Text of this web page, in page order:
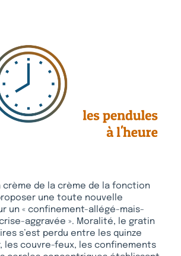
crème de la crème de la fonction
une toute nouvelle
un « confinement-allégé-mais-
aggravée ». Moralité, le gratin
s’est perdu entre les quinze
les couvre-feux, les confinements